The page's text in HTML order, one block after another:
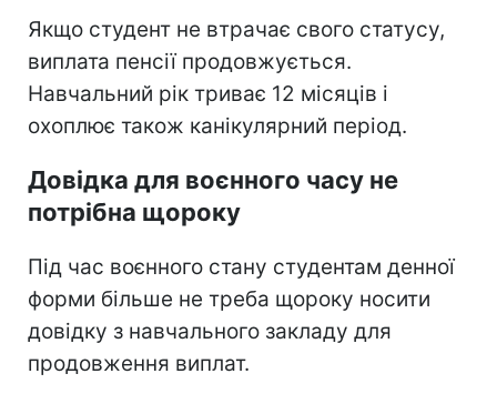
Якщо студент не втрачає свого статусу,
виплата пенсії продовжується.
Навчальний рік триває 12 місяців і
охоплює також канікулярний період.
Довідка для воєнного часу не
потрібна щороку
Під час воєнного стану студентам денної
форми більше не треба щороку носити
довідку з навчального закладу для
продовження виплат.